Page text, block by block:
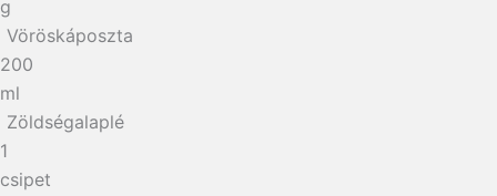
g
Vöröskáposzta
200
ml
Zöldségalaplé
1
csipet